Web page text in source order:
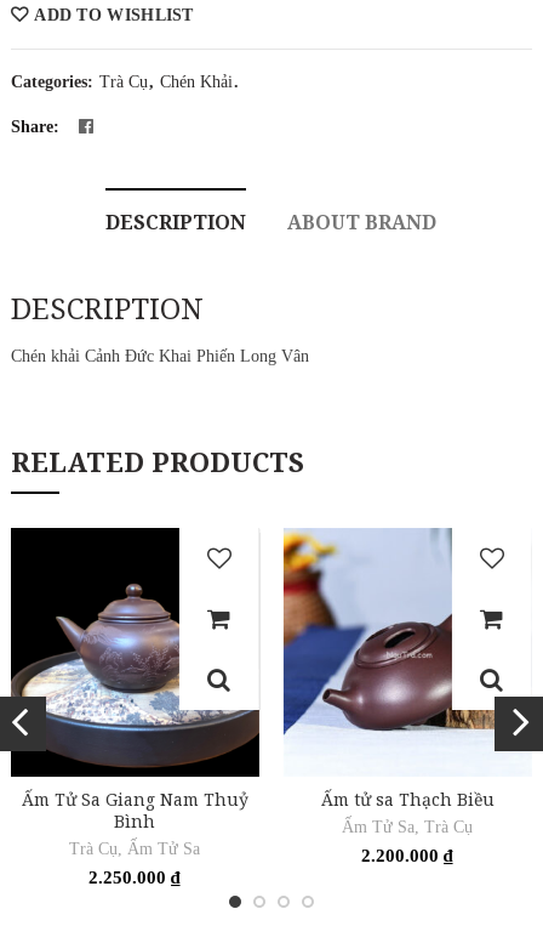
Phiến
Vân
ADD TO WISHLIST
Categories: Trà Cụ, Chén Khải.
Share:
DESCRIPTION ABOUT BRAND
DESCRIPTION
Chén khải Cảnh Đức Khai Phiến Long Vân
RELATED PRODUCTS
Ấm Tử Sa Giang Nam Thuỷ
Bình
Trà Cụ Ấm Tử Sa
2.250.000₫
Ấm tử sa Thạch Biều
Ấm Tử Sa ,Trà Cụ
2.200.000₫